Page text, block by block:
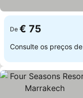
De € 75
Consulte os preços de